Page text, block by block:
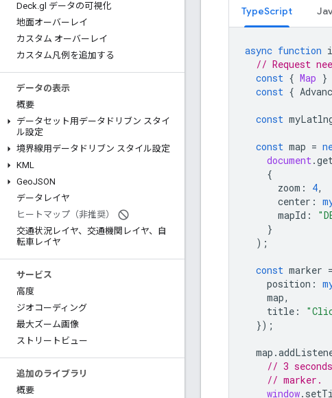
Deck.gl データの可視化
地面オーバーレイ
カスタム オーバーレイ
カスタム凡例を追加する
データの表示
概要
データセット用データドリブン スタイ
ル設定
境界線用データドリブン スタイル設定
KML
GeoJSON
データレイヤ
ヒートマップ（非推奨）
交通状況レイヤ、交通機関レイヤ、自
転車レイヤ
サービス
高度
ジオコーディング
最大ズーム画像
ストリートビュー
追加のライブラリ
概要
TypeScript
async function
// Request
const { Map }
const {
const
const map =
document.
{
zoom : 4,
center :
mapId :
}
);
const marker =
position :
map,
title :
});
map .
// 3
// marker.
window.